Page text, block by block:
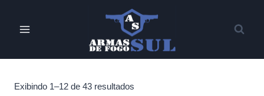
Exibindo 1–12 de 43 resultados